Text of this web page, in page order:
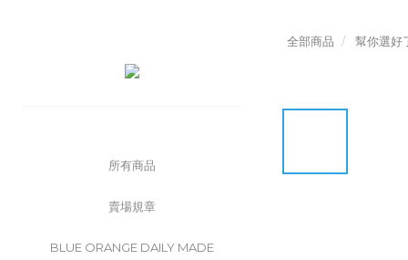
所有商品
賣場規章
BLUE ORANGE DAILY MADE
全部商品 幫你選好